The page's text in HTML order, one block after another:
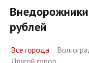
рублей
Все города
Другой город